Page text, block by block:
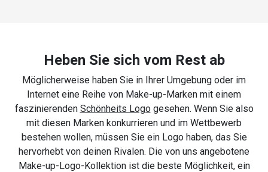
Heben Sie sich vom Rest ab
Möglicherweise haben Sie in Ihrer Umgebung oder im
Internet eine Reihe von Make-up-Marken mit einem
faszinierenden Schönheits Logogesehen. Wenn Sie also
mit diesen Marken konkurrieren und im Wettbewerb
bestehen wollen, müssen Sie ein Logo haben, das Sie
hervorhebt von deinen Rivalen. Die von uns angebotene
Make-up-Logo-Kollektion ist die beste Möglichkeit, ein